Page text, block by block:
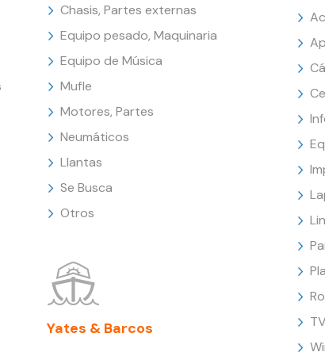
Chasis, Partes externas
Equipo pesado, Maquinaria
Equipo de Música
Mufle
Motores, Partes
Neumáticos
Llantas
Se Busca
Otros
Yates & Barcos